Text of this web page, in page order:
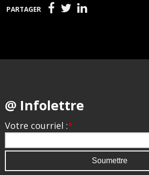
PARTAGER
@ Infolettre
Votre courriel :*